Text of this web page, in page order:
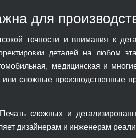
для
точности и внимания к
деталей на любом
медицинская и
сложные производственные
Печать сложных и
дизайнерам и инженерам